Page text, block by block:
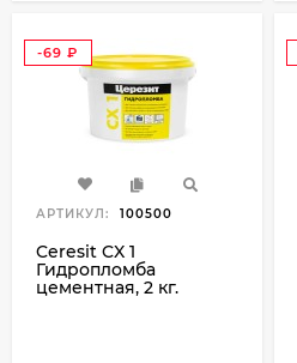
-69
АРТИКУЛ: 100500
Ceresit CX 1
Гидропломба
цементная, 2 кг.